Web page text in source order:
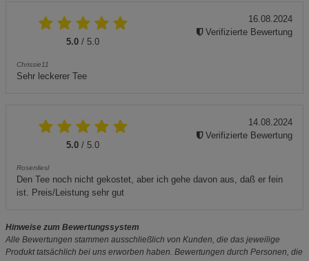
5.0 / 5.0
Chrissie11
Sehr leckerer Tee
16.08.2024
Verifizierte Bewertung
5.0 / 5.0
Rosenliesl
Den Tee noch nicht gekostet, aber ich gehe davon aus, daß er fein
ist. Preis/Leistung sehr gut
14.08.2024
Verifizierte Bewertung
Hinweise zum Bewertungssystem
Alle Bewertungen stammen ausschließlich von Kunden, die das jeweilige
Produkt tatsächlich bei uns erworben haben. Bewertungen durch Personen, die